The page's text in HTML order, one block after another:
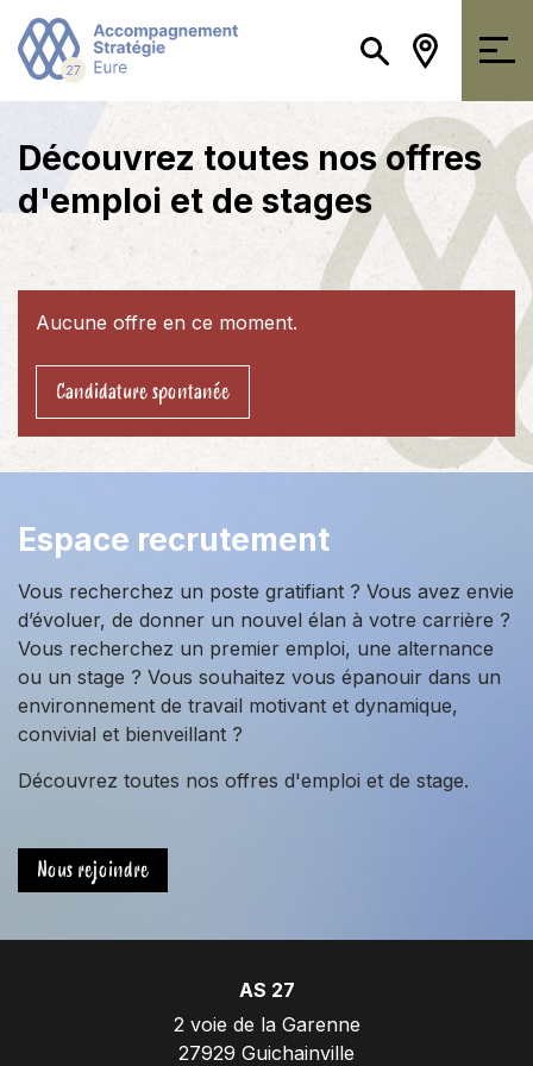
Découvrez toutes nos offres
d'emploi et de stages
Aucune offre en ce moment.
Candidature spontanée
Espace recrutement
Vous recherchez un poste gratifiant ? Vous avez envie
d’évoluer, de donner un nouvel élan à votre carrière ?
Vous recherchez un premier emploi, une alternance
ou un stage ? Vous souhaitez vous épanouir dans un
environnement de travail motivant et dynamique,
convivial et bienveillant ?
Découvrez toutes nos offres d'emploi et de stage.
Nous rejoindre
AS 27
2 voie de la Garenne
27929 Guichainville